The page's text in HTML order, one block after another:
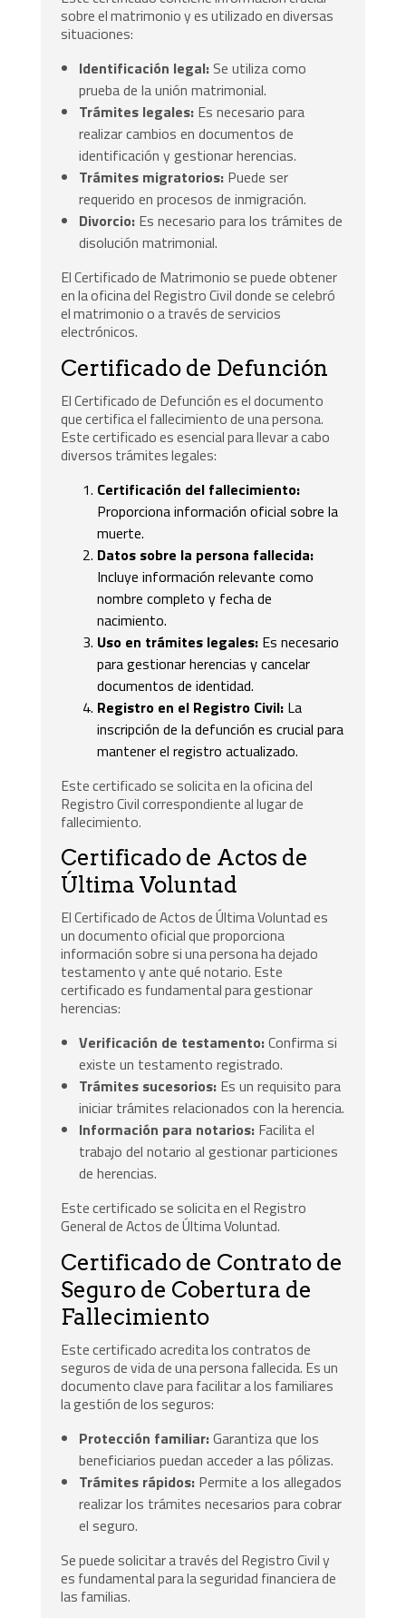
sobre el matrimonio y es utilizado en diversas
situaciones:
Identificación legal: Se utiliza como
prueba de la unión matrimonial.
Trámites legales: Es necesario para
realizar cambios en documentos de
identificación y gestionar herencias.
Trámites migratorios: Puede ser
requerido en procesos de inmigración.
Divorcio: Es necesario para los trámites de
disolución matrimonial.
El Certificado de Matrimonio se puede obtener
en la oficina del Registro Civil donde se celebró
el matrimonio o a través de servicios
electrónicos.
Certificado de Defunción
El Certificado de Defunción es el documento
que certifica el fallecimiento de una persona.
Este certificado es esencial para llevar a cabo
diversos trámites legales:
Certificación del fallecimiento:
Proporciona información oficial sobre la
muerte.
Datos sobre la persona fallecida:
Incluye información relevante como
nombre completo y fecha de
nacimiento.
Uso en trámites legales: Es necesario
para gestionar herencias y cancelar
documentos de identidad.
Registro en el Registro Civil: La
inscripción de la defunción es crucial para
mantener el registro actualizado.
Este certificado se solicita en la oficina del
Registro Civil correspondiente al lugar de
fallecimiento.
Certificado de Actos de
Última Voluntad
El Certificado de Actos de Última Voluntad es
un documento oficial que proporciona
información sobre si una persona ha dejado
testamento y ante qué notario. Este
certificado es fundamental para gestionar
herencias:
Verificación de testamento:Confirma si
existe un testamento registrado.
Trámites sucesorios: Es un requisito para
iniciar trámites relacionados con la herencia.
Información para notarios: Facilita el
trabajo del notario al gestionar particiones
de herencias.
Este certificado se solicita en el Registro
General de Actos de Última Voluntad.
Certificado de Contrato de
Seguro de Cobertura de
Fallecimiento
Este certificado acredita los contratos de
seguros de vida de una persona fallecida. Es un
documento clave para facilitar a los familiares
la gestión de los seguros:
Protección familiar:Garantiza que los
beneficiarios puedan acceder a las pólizas.
Trámites rápidos: Permite a los allegados
realizar los trámites necesarios para cobrar
el seguro.
Se puede solicitar a través del Registro Civil y
es fundamental para la seguridad financiera de
las familias.